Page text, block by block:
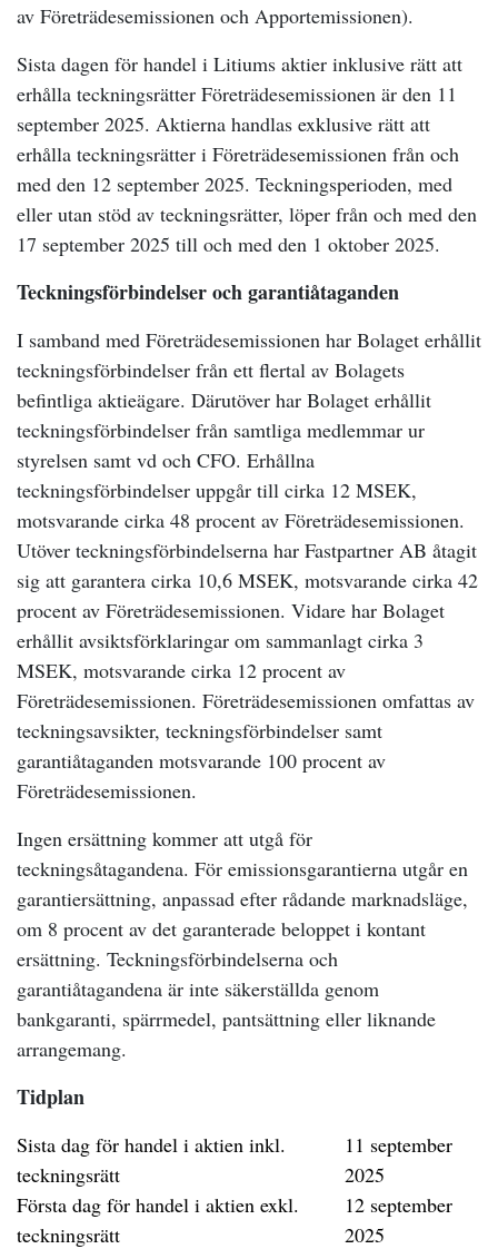
av Företrädesemissionen och Apportemissionen).
Sista dagen för handel i Litiums aktier inklusive rätt att
erhålla teckningsrätter Företrädesemissionen är den 11
september 2025. Aktierna handlas exklusive rätt att
erhålla teckningsrätter i Företrädesemissionen från och
med den 12 september 2025. Teckningsperioden, med
eller utan stöd av teckningsrätter, löper från och med den
17 september 2025 till och med den 1 oktober 2025.
Teckningsförbindelser och garantiåtaganden
I samband med Företrädesemissionen har Bolaget erhållit
teckningsförbindelser från ett flertal av Bolagets
befintliga aktieägare. Därutöver har Bolaget erhållit
teckningsförbindelser från samtliga medlemmar ur
styrelsen samt vd och CFO. Erhållna
teckningsförbindelser uppgår till cirka 12 MSEK,
motsvarande cirka 48 procent av Företrädesemissionen.
Utöver teckningsförbindelserna har Fastpartner AB åtagit
sig att garantera cirka 10,6 MSEK, motsvarande cirka 42
procent av Företrädesemissionen. Vidare har Bolaget
erhållit avsiktsförklaringar om sammanlagt cirka 3
MSEK, motsvarande cirka 12 procent av
Företrädesemissionen. Företrädesemissionen omfattas av
teckningsavsikter, teckningsförbindelser samt
garantiåtaganden motsvarande 100 procent av
Företrädesemissionen.
Ingen ersättning kommer att utgå för
teckningsåtagandena. För emissionsgarantierna utgår en
garantiersättning, anpassad efter rådande marknadsläge,
om 8 procent av det garanterade beloppet i kontant
ersättning. Teckningsförbindelserna och
garantiåtagandena är inte säkerställda genom
bankgaranti, spärrmedel, pantsättning eller liknande
arrangemang.
Tidplan
Sista dag för handel i aktien inkl.
teckningsrätt
11 september
2025
Första dag för handel i aktien exkl.
teckningsrätt
12 september
2025